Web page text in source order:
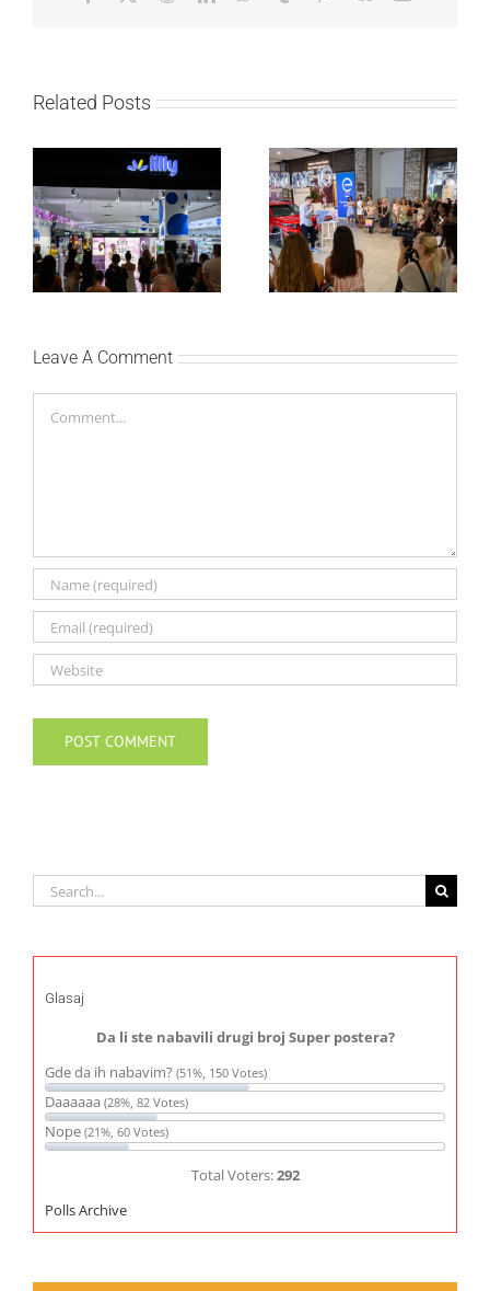
Related Posts
Lilly Drogerie i L’Oréal
Paris Elseve na
Festivalu nege kose
predstavili Collagen
Lifter liniju i popuste do
30 odsto
Lilly Drogerie proslavile
10. online rođendan,
uručile automobil
Citroën C3 i najavile
saradnju sa
šampionkom Andreom
Leave A Comment
Search
for:
Glasaj
Da li ste nabavili drugi broj Super postera?
Gde da ih nabavim? (51%, 150 Votes)
Daaaaaa (28%, 82 Votes)
Nope (21%, 60 Votes)
Total Voters:292
Polls Archive